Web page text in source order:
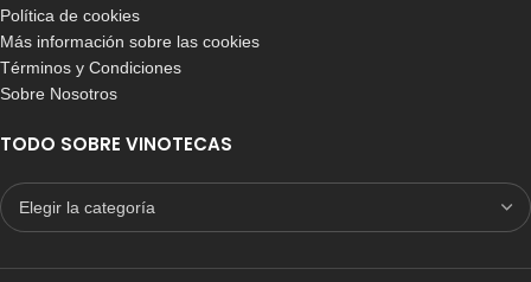
Política de cookies
Más información sobre las cookies
Términos y Condiciones
Sobre Nosotros
TODO SOBRE VINOTECAS